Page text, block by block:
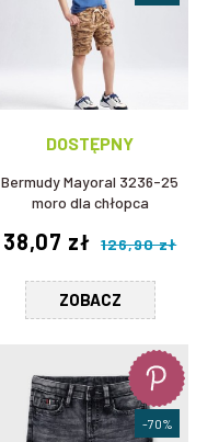
DOSTĘPNY
Bermudy Mayoral 3236-25
moro dla chłopca
38,07 zł 126,90 zł
ZOBACZ
-70%